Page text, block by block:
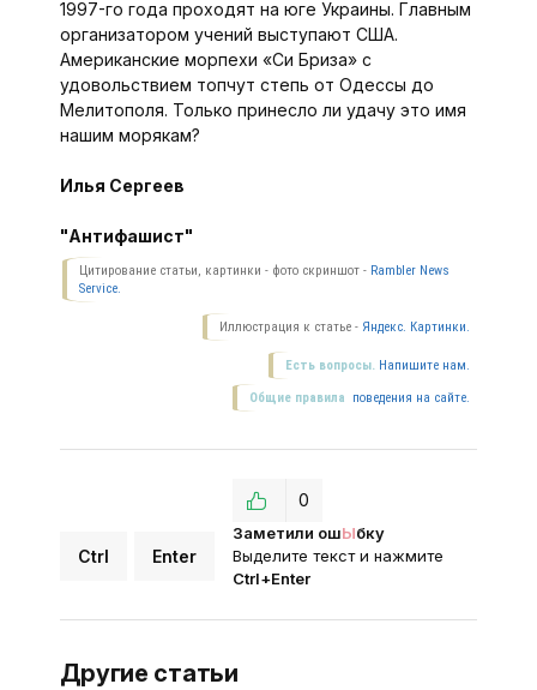
1997-го года проходят на юге Украины. Главным
организатором учений выступают США.
Американские морпехи «Си Бриза» с
удовольствием топчут степь от Одессы до
Мелитополя. Только принесло ли удачу это имя
нашим морякам?
Илья Сергеев
"Антифашист"
Цитирование статьи, картинки - фото скриншот - Rambler News
Service.
Иллюстрация к статье - Яндекс. Картинки.
Есть вопросы. Напишите нам.
Общие правила поведения на сайте.
Ctrl Enter
Заметили ошЫбку
Выделите текст и нажмите
Ctrl+Enter
0
Другие статьи